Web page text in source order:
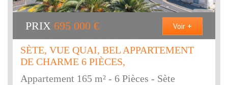
PRIX 695 000 € Voir +
SÈTE, VUE QUAI, BEL APPARTEMENT
DE CHARME 6 PIÈCES,
Appartement 165 m² - 6 Pièces - Sète